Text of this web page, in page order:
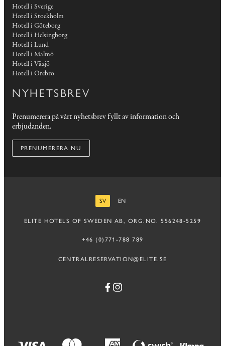
Hotell i Sverige
Hotell i Stockholm
Hotell i Göteborg
Hotell i Helsingborg
Hotell i Lund
Hotell i Malmö
Hotell i Växjö
Hotell i Örebro
NYHETSBREV
Prenumerera på vårt nyhetsbrev fyllt av information och
erbjudanden.
PRENUMERERA NU
SV
EN
ELITE HOTELS OF SWEDEN AB, ORG.NO. 556248-5259
+46 (0)771-788 789
CENTRALRESERVATION@ELITE.SE